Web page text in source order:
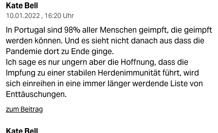
Kate Bell
10.01.2022 , 16:20 Uhr
In Portugal sind 98% aller Menschen geimpft, die geimpft
werden können. Und es sieht nicht danach aus dass die
Pandemie dort zu Ende ginge.
Ich sage es nur ungern aber die Hoffnung, dass die
Impfung zu einer stabilen Herdenimmunität führt, wird
sich einreihen in eine immer länger werdende Liste von
Enttäuschungen.
zum Beitrag